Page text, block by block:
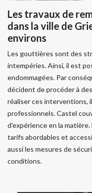
Les travaux de
dans la ville de
environs
Les gouttières sont des
intempéries. Ainsi, il est
endommagées. Par
décident de procéder à
réaliser ces interventions,
professionnels. Castel
d'expérience en la
tarifs abordables et
aussi les mesures de
conditions.